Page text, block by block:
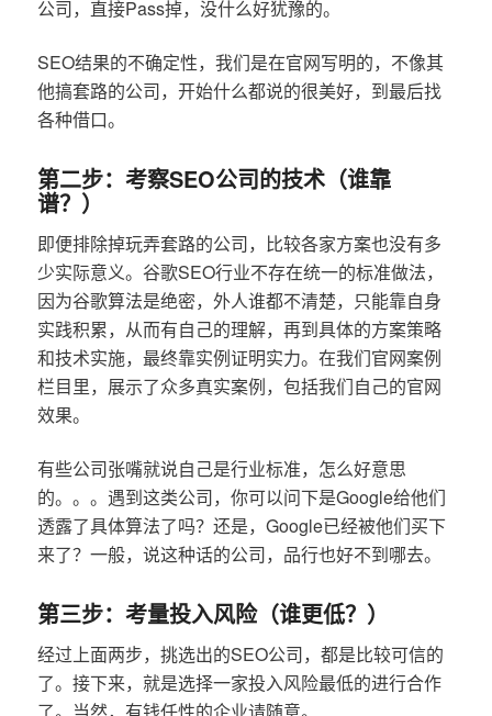
公司，直接Pass掉，没什么好犹豫的。
SEO结果的不确定性，我们是在官网写明的，不像其
他搞套路的公司，开始什么都说的很美好，到最后找
各种借口。
第二步：考察SEO公司的技术（谁靠
谱？）
即便排除掉玩弄套路的公司，比较各家方案也没有多
少实际意义。谷歌SEO行业不存在统一的标准做法，
因为谷歌算法是绝密，外人谁都不清楚，只能靠自身
实践积累，从而有自己的理解，再到具体的方案策略
和技术实施，最终靠实例证明实力。在我们官网案例
栏目里，展示了众多真实案例，包括我们自己的官网
效果。
有些公司张嘴就说自己是行业标准，怎么好意思
的。。。遇到这类公司，你可以问下是Google给他们
透露了具体算法了吗？还是，Google已经被他们买下
来了？一般，说这种话的公司，品行也好不到哪去。
第三步：考量投入风险（谁更低？）
经过上面两步，挑选出的SEO公司，都是比较可信的
了。接下来，就是选择一家投入风险最低的进行合作